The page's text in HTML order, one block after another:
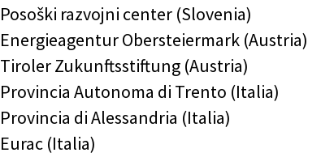
Posoški razvojni center (Slovenia)
Energieagentur Obersteiermark (Austria)
Tiroler Zukunftsstiftung (Austria)
Provincia Autonoma di Trento (Italia)
Provincia di Alessandria (Italia)
Eurac (Italia)